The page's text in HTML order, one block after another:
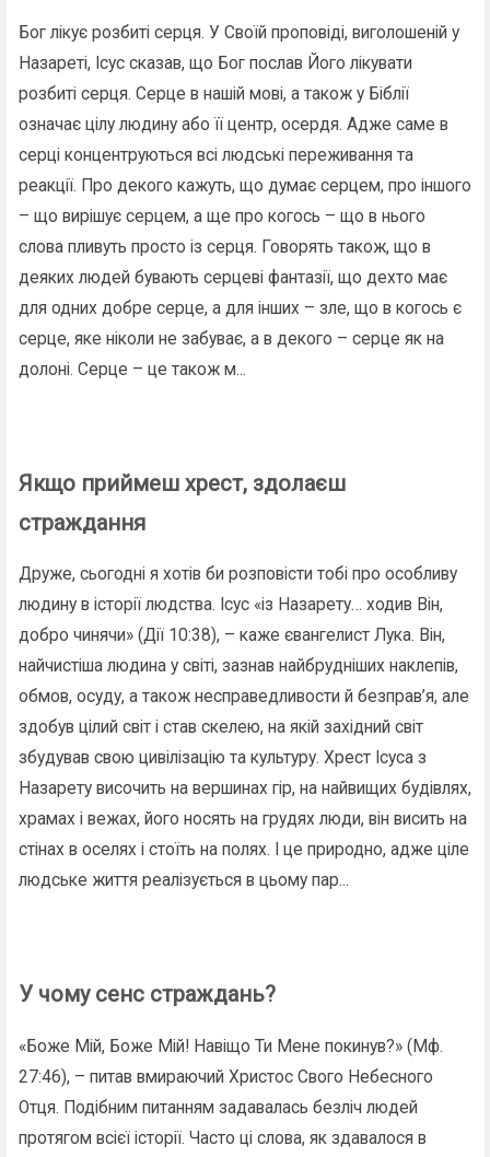
Бог лікує розбиті серця. У Своїй проповіді, виголошеній у
Назареті, Ісус сказав, що Бог послав Його лікувати
розбиті серця. Серце в нашій мові, а також у Біблії
означає цілу людину або її центр, осердя. Адже саме в
серці концентруються всі людські переживання та
реакції. Про декого кажуть, що думає серцем, про іншого
– що вирішує серцем, а ще про когось – що в нього
слова пливуть просто із серця. Говорять також, що в
деяких людей бувають серцеві фантазії, що дехто має
для одних добре серце, а для інших – зле, що в когось є
серце, яке ніколи не забуває, а в декого – серце як на
долоні. Серце – це також м...
Якщо приймеш хрест, здолаєш
страждання
Друже, сьогодні я хотів би розповісти тобі про особливу
людину в історії людства. Ісус «із Назарету… ходив Він,
добро чинячи» (Дії 10:38), – каже євангелист Лука. Він,
найчистіша людина у світі, зазнав найбрудніших наклепів,
обмов, осуду, а також несправедливости й безправ’я, але
здобув цілий світ і став скелею, на якій західний світ
збудував свою цивілізацію та культуру. Хрест Ісуса з
Назарету височить на вершинах гір, на найвищих будівлях,
храмах і вежах, його носять на грудях люди, він висить на
стінах в оселях і стоїть на полях. І це природно, адже ціле
людське життя реалізується в цьому пар...
У чому сенс страждань?
«Боже Мій, Боже Мій! Навіщо Ти Мене покинув?» (Мф.
27:46), – питав вмираючий Христос Свого Небесного
Отця. Подібним питанням задавалась безліч людей
протягом всієї історії. Часто ці слова, як здавалося в